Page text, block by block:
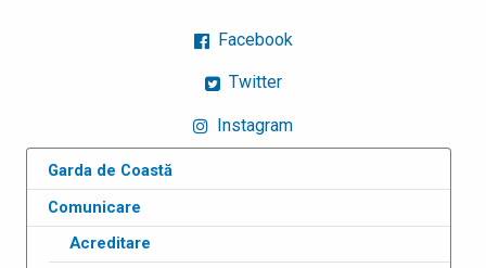
Facebook
Twitter
Instagram
Garda de Coastă
Comunicare
Acreditare